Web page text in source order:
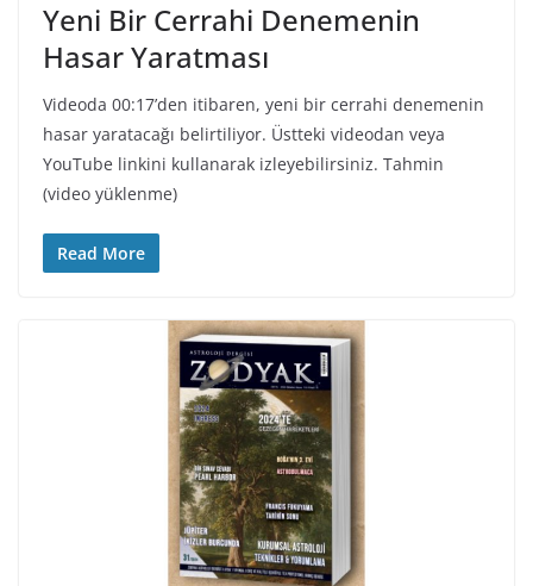
Yeni Bir Cerrahi Denemenin
Hasar Yaratması
Videoda 00:17’den itibaren, yeni bir cerrahi denemenin
hasar yaratacağı belirtiliyor. Üstteki videodan veya
YouTube linkini kullanarak izleyebilirsiniz. Tahmin
(video yüklenme)
Read More